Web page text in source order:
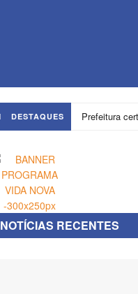
DESTAQUES
NOTÍCIAS RECENTES